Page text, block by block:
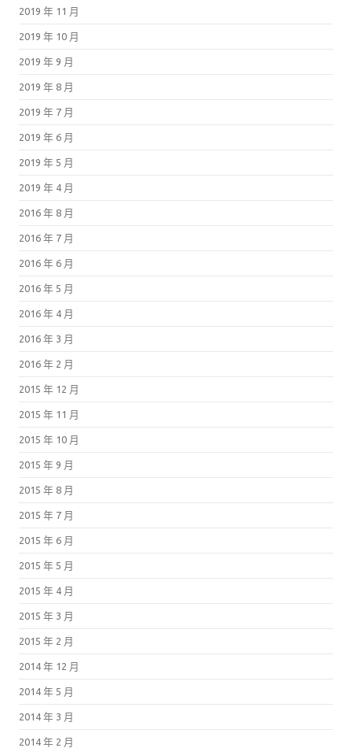
2019 年 11 月
2019 年 10 月
2019 年 9 月
2019 年 8 月
2019 年 7 月
2019 年 6 月
2019 年 5 月
2019 年 4 月
2016 年 8 月
2016 年 7 月
2016 年 6 月
2016 年 5 月
2016 年 4 月
2016 年 3 月
2016 年 2 月
2015 年 12 月
2015 年 11 月
2015 年 10 月
2015 年 9 月
2015 年 8 月
2015 年 7 月
2015 年 6 月
2015 年 5 月
2015 年 4 月
2015 年 3 月
2015 年 2 月
2014 年 12 月
2014 年 5 月
2014 年 3 月
2014 年 2 月